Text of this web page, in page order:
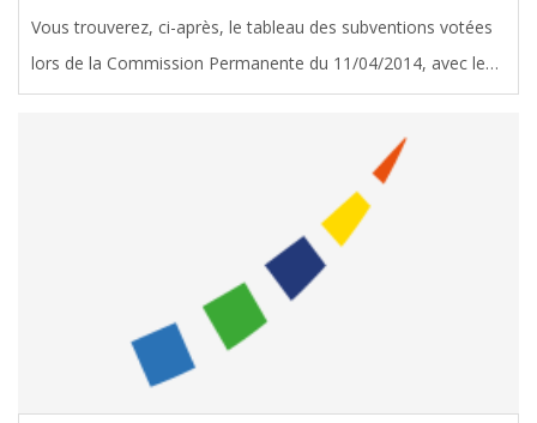
Vous trouverez, ci-après, le tableau des subventions votées
lors de la Commission Permanente du 11/04/2014, avec le
soutien de José Bluteau, Conseiller Général de Pellegrue.